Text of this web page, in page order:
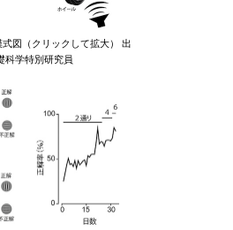
図（クリックして拡大） 出
科学特別研究員